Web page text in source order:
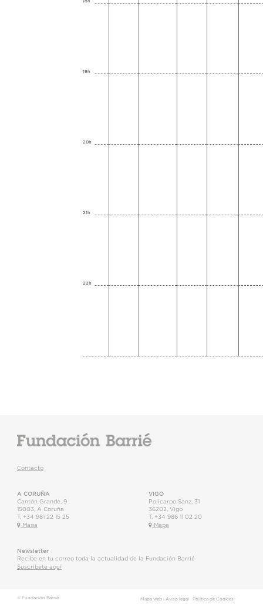
18h
19h
20h
21h
22h
Contacto
A CORUÑA
Cantón Grande, 9
15003
A Coruña
T. +34 981 22 15 25
Mapa
VIGO
Policarpo Sanz, 31
36202 Vigo
T. +34 986 11 02 20
Mapa
Newsletter
Recibe en tu correo toda la actualidad de la Fundación Barrié
Suscríbete aquí
© Fundación Barrié Mapa web· Aviso legal · Política de Cookies ·